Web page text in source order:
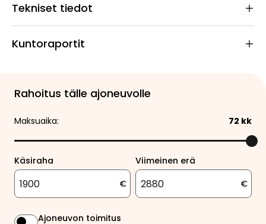
Tekniset tiedot
Kuntoraportit
Rahoitus tälle ajoneuvolle
Maksuaika: 72 kk
Käsiraha
€
Viimeinen erä
€
Ajoneuvon toimitus